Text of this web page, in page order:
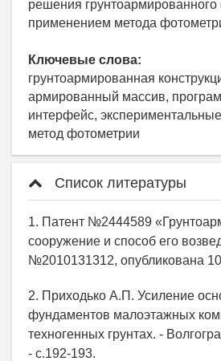
решения
применением метода
Ключевые слова:
грунтоармированная
армированный массив,
интерфейс,
метод фотометрии
Список литературы
1. Патент №2444589
сооружение и способ его
№2010131312, опубликована
2. Приходько А.П. Усиление
фундаментов малоэтажных
техногенных грунтах. -
- с.192-193.